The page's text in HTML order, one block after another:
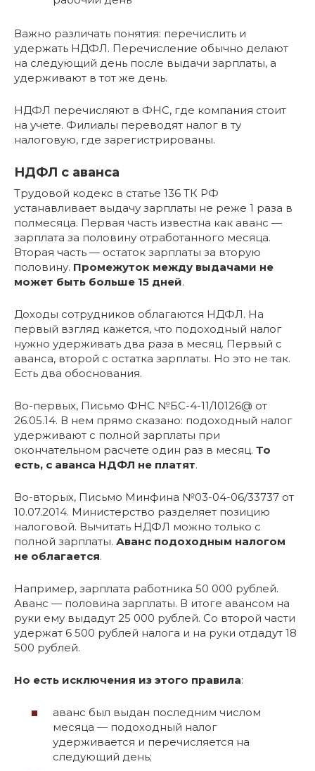
Важно различать понятия: перечислить и
удержать НДФЛ. Перечисление обычно делают
на следующий день после выдачи зарплаты, а
удерживают в тот же день.
НДФЛ перечисляют в ФНС, где компания стоит
на учете. Филиалы переводят налог в ту
налоговую, где зарегистрированы.
НДФЛ с аванса
Трудовой кодекс в статье 136 ТК РФ
устанавливает выдачу зарплаты не реже 1 раза в
полмесяца. Первая часть известна как аванс —
зарплата за половину отработанного месяца.
Вторая часть — остаток зарплаты за вторую
половину. Промежуток между выдачами не
может быть больше 15 дней.
Доходы сотрудников облагаются НДФЛ. На
первый взгляд кажется, что подоходный налог
нужно удерживать два раза в месяц. Первый с
аванса, второй с остатка зарплаты. Но это не так.
Есть два обоснования.
Во-первых, Письмо ФНС №БС-4-11/10126@ от
26.05.14. В нем прямо сказано: подоходный налог
удерживают с полной зарплаты при
окончательном расчете один раз в месяц. То
есть, с аванса НДФЛ не платят.
Во-вторых, Письмо Минфина №03-04-06/33737 от
10.07.2014. Министерство разделяет позицию
налоговой. Вычитать НДФЛ можно только с
полной зарплаты. Аванс подоходным налогом
не облагается.
Например, зарплата работника 50 000 рублей.
Аванс — половина зарплаты. В итоге авансом на
руки ему выдадут 25 000 рублей. Со второй части
удержат 6 500 рублей налога и на руки отдадут 18
500 рублей.
Но есть исключения из этого правила:
аванс был выдан последним числом
месяца — подоходный налог
удерживается и перечисляется на
следующий день;